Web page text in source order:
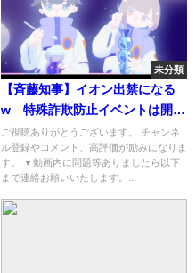
未分類
【斉藤知事】イオン出禁になる
w 特殊詐欺防止イベントは開催
されるが斎藤知事は参加断られ
る【斎藤知事/兵庫県知事/兵庫
県】
ご視聴ありがとうございます。 チャンネ
ル登録やコメント、高評価が励みになりま
す。 ▼動画内に問題等ありましたら以下
まで連絡お願いいたします。...